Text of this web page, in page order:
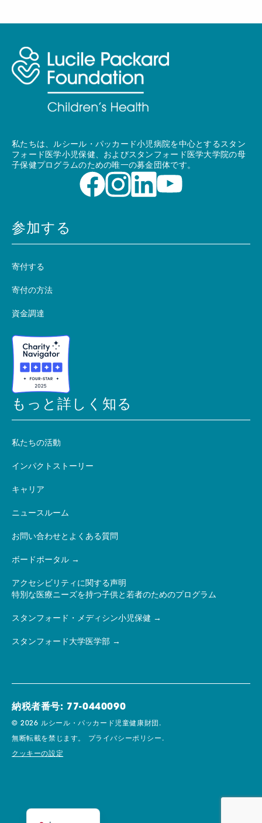
私たちは、ルシール・パッカード小児病院を中心とするスタン
フォード医学小児保健、およびスタンフォード医学大学院の母
子保健プログラムのための唯一の募金団体です。
参加する
寄付する
寄付の方法
資金調達
もっと詳しく知る
私たちの活動
インパクトストーリー
キャリア
ニュースルーム
お問い合わせとよくある質問
ボードポータル
アクセシビリティに関する声明
特別な医療ニーズを持つ子供と若者のためのプログラム
スタンフォード・メディシン小児保健
スタンフォード大学医学部
納税者番号: 77-0440090
© 2026 ルシール・パッカード児童健康財団.
無断転載を禁じます。 プライバシーポリシー.
クッキーの設定